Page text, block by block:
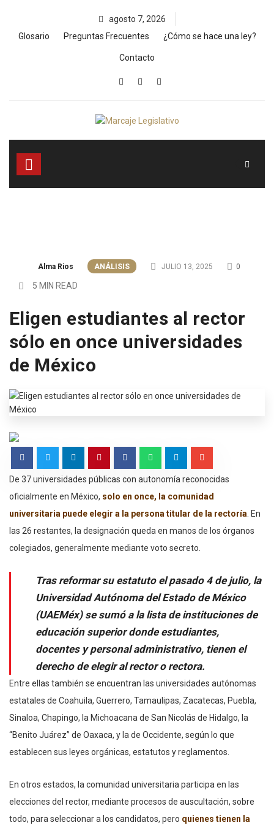
content
agosto 7, 2026
Glosario
Preguntas Frecuentes ¿Cómo se hace una ley?
Contacto
Alma Rios ANÁLISIS JULIO 13, 2025 0
5 MIN READ
Eligen estudiantes al rector
sólo en once universidades
de México
De 37 universidades públicas con autonomía reconocidas
oficialmente en México, solo en once, la comunidad
universitaria puede elegir a la persona titular de la rectoría . En
las 26 restantes, la designación queda en manos de los órganos
colegiados, generalmente mediante voto secreto.
Tras reformar su estatuto el pasado 4 de julio, la
Universidad Autónoma del Estado de México
(UAEMéx) se sumó a la lista de instituciones de
educación superior donde estudiantes,
docentes y personal administrativo, tienen el
derecho de elegir al rector o rectora.
Entre ellas también se encuentran las universidades autónomas
estatales de Coahuila, Guerrero, Tamaulipas, Zacatecas, Puebla,
Sinaloa, Chapingo, la Michoacana de San Nicolás de Hidalgo, la
“Benito Juárez” de Oaxaca, y la de Occidente, según lo que
establecen sus leyes orgánicas, estatutos y reglamentos.
En otros estados, la comunidad universitaria participa en las
elecciones del rector, mediante procesos de auscultación, sobre
todo, para seleccionar a los candidatos, pero quienes tienen la